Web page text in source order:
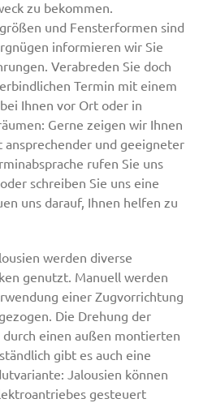
zu bekommen.
und Fensterformen sind
informieren wir Sie
Verabreden Sie doch
Termin mit einem
Ihnen vor Ort oder in
Gerne zeigen wir Ihnen
ansprechender und geeigneter
rufen Sie uns
schreiben Sie uns eine
uns darauf, Ihnen helfen zu
werden diverse
genutzt. Manuell werden
einer Zugvorrichtung
Die Drehung der
einen außen montierten
gibt es auch eine
Jalousien können
gesteuert